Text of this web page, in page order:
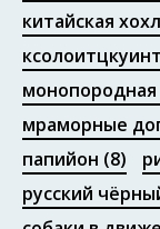
китайская
монопородная
мраморные
папийон (8)
русский